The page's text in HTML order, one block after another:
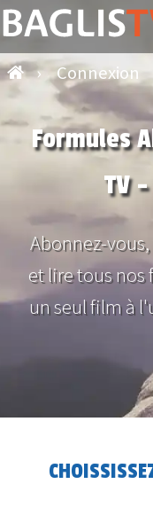
› Connexion
Formules
TV
Abonnez-
et lire tous nos
un seul film à